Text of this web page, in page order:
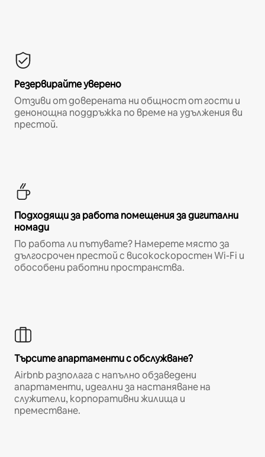
Резервирайте уверено
Отзиви от доверената ни общност от гости и
денонощна поддръжка по време на удължения ви
престой.
Подходящи за работа помещения за дигитални
номади
По работа ли пътувате? Намерете място за
дългосрочен престой с високоскоростен Wi-Fi и
обособени работни пространства.
Търсите апартаменти с обслужване?
Airbnb разполага с напълно обзаведени
апартаменти, идеални за настаняване на
служители, корпоративни жилища и
преместване.